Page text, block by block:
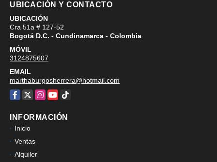
UBICACIÓN Y CONTACTO
UBICACIÓN
Cra 51a # 127-52
Bogotá D.C. - Cundinamarca - Colombia
MÓVIL
3124875607
EMAIL
marthaburgosherrera@hotmail.com
Facebook
X Instagram
YouTube
TikTok
INFORMACIÓN
Inicio
Ventas
Alquiler